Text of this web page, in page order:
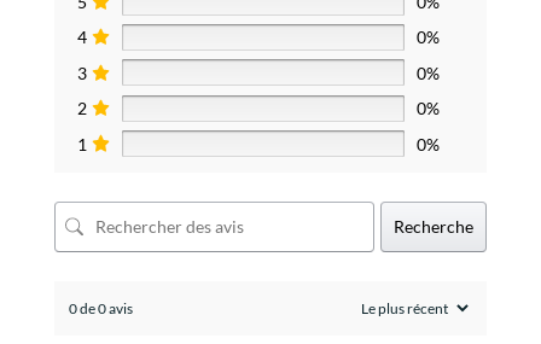
4
0%
3
0%
2
0%
1
0%
Recherche
0 de 0 avis